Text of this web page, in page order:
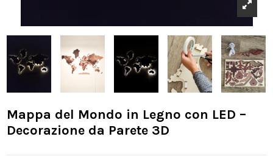
Mappa del Mondo in Legno con LED –
Decorazione da Parete 3D